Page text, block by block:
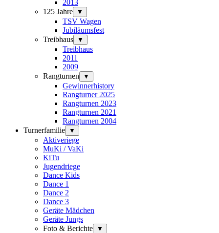
2013
125 Jahre
▼
TSV Wagen
Jubiläumsfest
Treibhaus
▼
Treibhaus
2011
2009
Rangturnen
▼
Gewinnerhistory
Rangturner 2025
Rangturnen 2023
Rangturnen 2021
Rangturnen 2004
Turnerfamilie
▼
Aktiveriege
MuKi / VaKi
KiTu
Jugendriege
Dance Kids
Dance 1
Dance 2
Dance 3
Geräte Mädchen
Geräte Jungs
Foto & Berichte
▼